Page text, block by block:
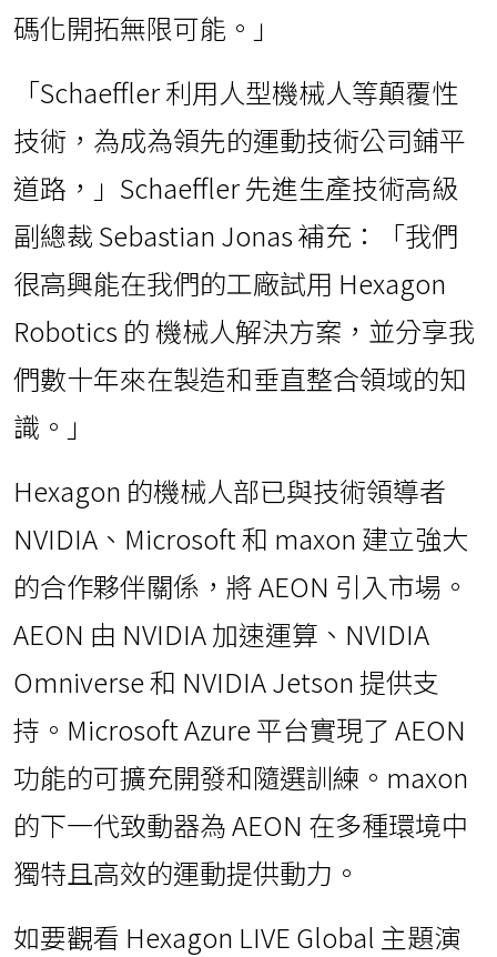
碼化開拓無限可能。」
「Schaeffler 利用人型機械人等顛覆性
技術，為成為領先的運動技術公司鋪平
道路，」Schaeffler 先進生產技術高級
副總裁 Sebastian Jonas 補充：「我們
很高興能在我們的工廠試用 Hexagon
Robotics 的 機械人解決方案，並分享我
們數十年來在製造和垂直整合領域的知
識。」
Hexagon 的機械人部已與技術領導者
NVIDIA、Microsoft 和 maxon 建立強大
的合作夥伴關係，將 AEON 引入市場。
AEON 由 NVIDIA 加速運算、NVIDIA
Omniverse 和 NVIDIA Jetson 提供支
持。Microsoft Azure 平台實現了 AEON
功能的可擴充開發和隨選訓練。maxon
的下一代致動器為 AEON 在多種環境中
獨特且高效的運動提供動力。
如要觀看 Hexagon LIVE Global 主題演